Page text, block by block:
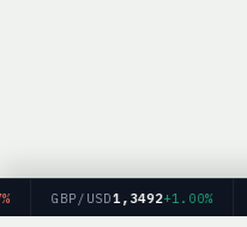
GBP/USD1,3492+1.00%